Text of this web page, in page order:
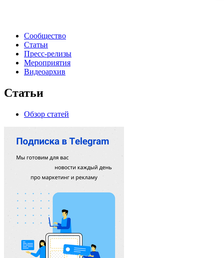
Сообщество
Статьи
Пресс-релизы
Мероприятия
Видеоархив
Статьи
Обзор статей